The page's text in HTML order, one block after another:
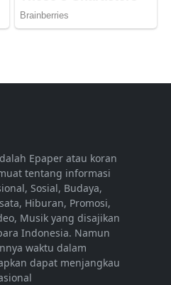
Epaper atau koran
tentang informasi
Sosial, Budaya,
Hiburan, Promosi,
Musik yang disajikan
Indonesia. Namun
waktu dalam
dapat menjangkau